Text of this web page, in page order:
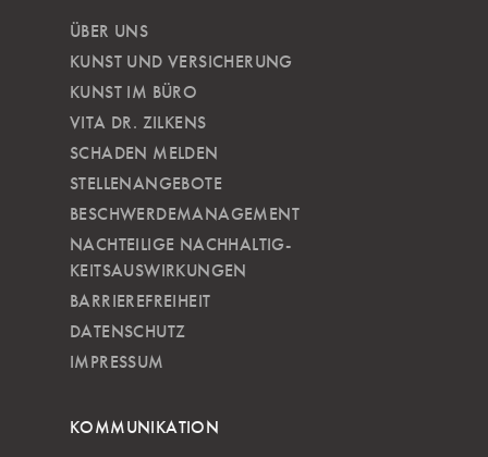
ÜBER UNS
KUNST UND VERSICHERUNG
KUNST IM BÜRO
VITA DR. ZILKENS
SCHADEN MELDEN
STELLENANGEBOTE
BESCHWERDEMANAGEMENT
NACHTEILIGE NACH­HALTIG­
KEITSAUSWIRKUNGEN
BARRIEREFREIHEIT
DATENSCHUTZ
IMPRESSUM
KOMMUNIKATION